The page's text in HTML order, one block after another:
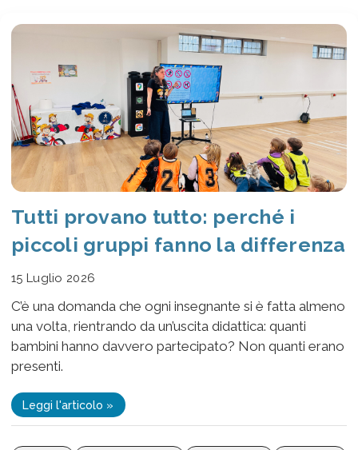
Tutti provano tutto: perché i
piccoli gruppi fanno la differenza
15 Luglio 2026
C’è una domanda che ogni insegnante si è fatta almeno
una volta, rientrando da un’uscita didattica: quanti
bambini hanno davvero partecipato? Non quanti erano
presenti.
Leggi l'articolo »